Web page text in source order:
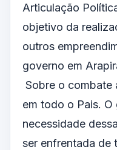
Articulação
objetivo da
outros
governo em
Sobre o combate
em todo o Pais.
necessidade
ser enfrentada de